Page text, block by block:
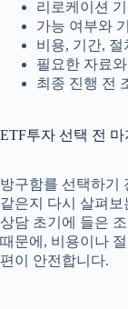
리로케이션
가능 여부와
비용, 기간, 절
필요한 자료
최종 진행 전
ETF투자 선택 전 마
방구함를 선택하기
같은지 다시 살펴보
상담 초기에 들은
때문에, 비용이나
편이 안전합니다.